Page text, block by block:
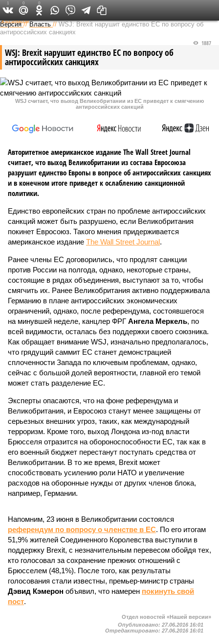
Федеральный выпуск
Версия //Власть //WSJ: Brexit нарушит единство ЕС по вопросу об
антироссийских санкциях
WSJ: Brexit нарушит единство ЕС по вопросу об
антироссийских санкциях
1887
WSJ считает, что выход Великобритании из ЕС приведет к смягчению
антироссийских санкций
Авторитетное американское издание The Wall Street Journal
считает, что выход Великобритании из состава Евросоюза
разрушит единство Европы в вопросе об антироссийских санкциях
и в конечном итоге приведет к ослаблению санкционной
политики.
Единство европейских стран по проблеме антироссийских
санкций может быть разрушено, если Великобритания
покинет Евросоюз. Такого мнения придерживается
американское издание The Wall Street Journal.
Ранее члены ЕС договорились, что продлят санкции
против России на полгода, однако, некоторые страны,
состоящие в рядах объединения, выступают за то, чтобы
смягчить их. Ранее Великобритания активно поддерживала
Германию в плане антироссийских экономических
ограничений, однако, после референдума, состоявшегося
на минувшей неделе, канцлер ФРГ Ангела Меркель, по
всей видимости, осталась без поддержки своего союзника.
Как обращает внимание WSJ, изначально предполагалось,
что грядущий саммит ЕС станет демонстрацией
сплоченности Запада по ключевым проблемам, однако,
сейчас с большой долей вероятности, главной его темой
может стать разделение ЕС.
Эксперты опасаются, что на фоне референдума и
Великобритания, и Евросоюз станут менее защищены от
серьезных внешних угроз, таких, как международный
терроризм. Кроме того, выход Лондона из-под власти
Брюсселя отразится на обороноспособности ЕС, так как в
его военный бюджет перестанут поступать средства от
Великобритании. В то же время, Brexit может
способствовать усилению роли НАТО и увеличение
расходов на оборонные нужды от других членов блока,
например, Германии.
Напомним, 23 июня в Великобритании состоялся
референдум по вопросу о членстве в ЕС. По его итогам
51,9% жителей Соединенного Королевства выступили в
поддержку Brexit, с незначительным перевесом обойдя тех,
кто голосовал за сохранение прежних отношений с
Брюсселем (48,1%). После того, как результаты
голосования стали известны, премьер-министр страны
Дэвид Кэмерон объявил, что намерен покинуть свой
пост.
1 0 0
Отдел новостей «Нашей версии»
Опубликовано: 27.06.2016 16:01
Отредактировано: 27.06.2016 16:01